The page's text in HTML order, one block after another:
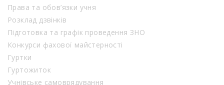
Права та обов’язки учня
Розклад дзвінків
Підготовка та графік проведення ЗНО
Конкурси фахової майстерності
Гуртки
Гуртожиток
Учнівське самоврядування